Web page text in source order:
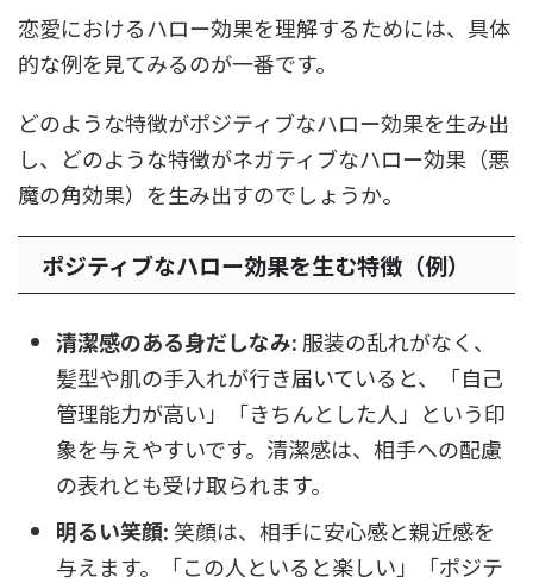
恋愛におけるハロー効果を理解するためには、具体
的な例を見てみるのが一番です。
どのような特徴がポジティブなハロー効果を生み出
し、どのような特徴がネガティブなハロー効果（悪
魔の角効果）を生み出すのでしょうか。
ポジティブなハロー効果を生む特徴（例）
清潔感のある身だしなみ: 服装の乱れがなく、
髪型や肌の手入れが行き届いていると、「自己
管理能力が高い」「きちんとした人」という印
象を与えやすいです。清潔感は、相手への配慮
の表れとも受け取られます。
明るい笑顔: 笑顔は、相手に安心感と親近感を
与えます。「この人といると楽しい」「ポジテ